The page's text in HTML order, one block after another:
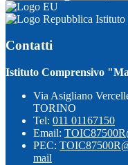
Contatti
Istituto Comprensivo
Via Asigliano
TORINO
Tel: 011 01167150
Email:
PEC:
mail